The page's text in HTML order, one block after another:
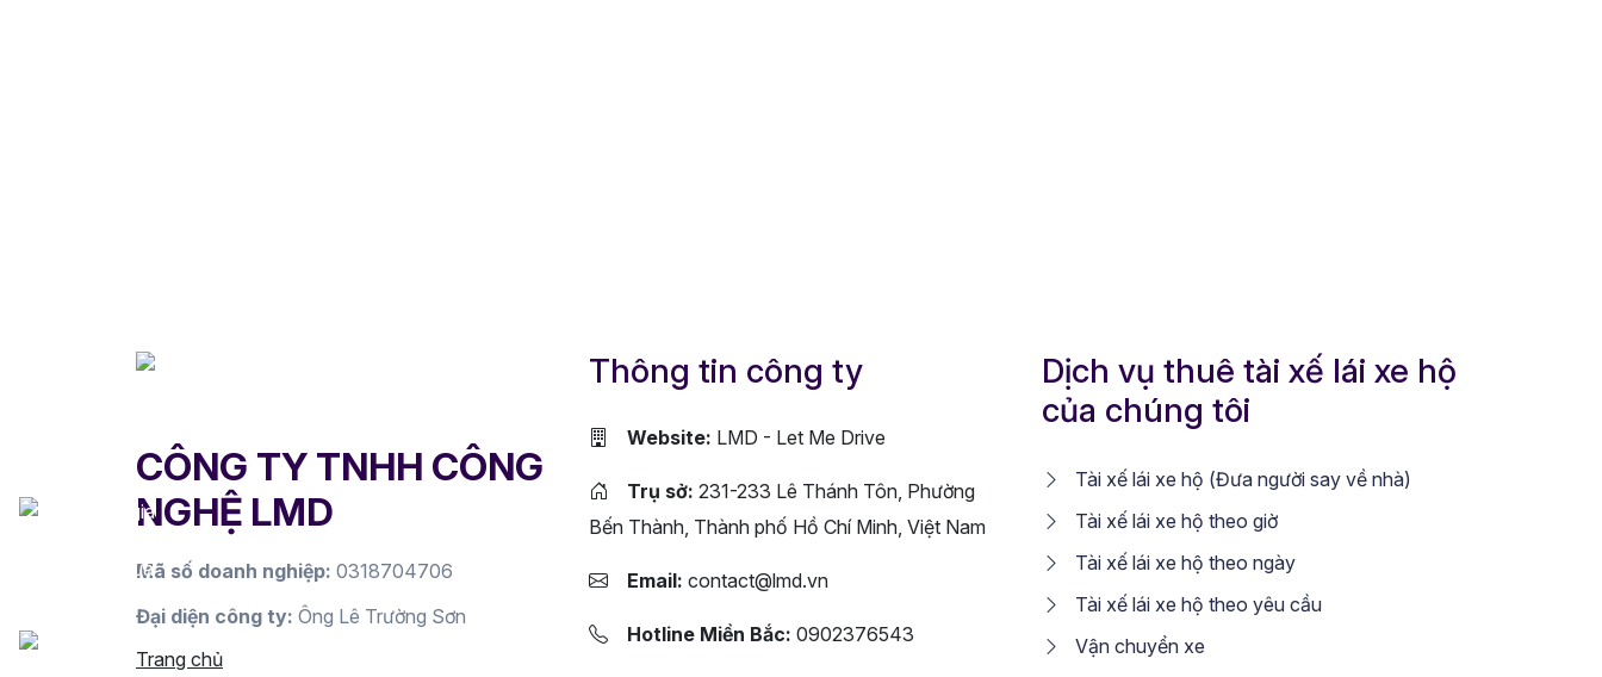
CÔNG TY TNHH CÔNG
NGHỆ LMD
Mã số doanh nghiệp: 0318704706
Đại diện công ty: Ông Lê Trường Sơn
Trang chủ
Thông tin công ty
Website: LMD - Let Me Drive
Trụ sở: 231-233 Lê Thánh Tôn, Phường
Bến Thành, Thành phố Hồ Chí Minh, Việt Nam
Email: contact@lmd.vn
Hotline Miền Bắc: 0902376543
Dịch vụ thuê tài xế lái xe hộ
của chúng tôi
Tài xế lái xe hộ (Đưa người say về nhà)
Tài xế lái xe hộ theo giờ
Tài xế lái xe hộ theo ngày
Tài xế lái xe hộ theo yêu cầu
Vận chuyển xe